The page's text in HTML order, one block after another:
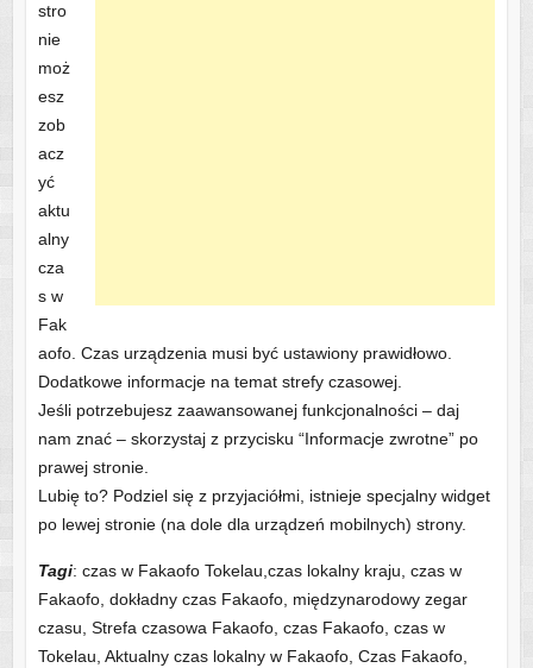
stro
nie
moż
esz
zob
acz
yć
aktu
alny
cza
s w
Fak
aofo. Czas urządzenia musi być ustawiony prawidłowo.
Dodatkowe informacje na temat strefy czasowej.
Jeśli potrzebujesz zaawansowanej funkcjonalności – daj
nam znać – skorzystaj z przycisku “Informacje zwrotne” po
prawej stronie.
Lubię to? Podziel się z przyjaciółmi, istnieje specjalny widget
po lewej stronie (na dole dla urządzeń mobilnych) strony.
Tagi: czas w Fakaofo Tokelau,czas lokalny kraju, czas w
Fakaofo, dokładny czas Fakaofo, międzynarodowy zegar
czasu, Strefa czasowa Fakaofo, czas Fakaofo, czas w
Tokelau, Aktualny czas lokalny w Fakaofo, Czas Fakaofo,